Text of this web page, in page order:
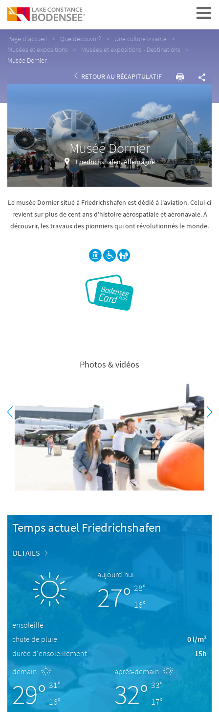
Navigation
Page d'accueil Que découvrir?
Une culture vivante
Musées et expositions
Musées et expositions - Destinations
Musée Dornier
RETOUR AU RÉCAPITULATIF
Musée Dornier
Friedrichshafen, Allemagne
Le musée Dornier situé à Friedrichshafen est dédié à l'aviation. Celui-ci
revient sur plus de cent ans d'histoire aérospatiale et aéronavale. A
découvrir, les travaux des pionniers qui ont révolutionnés le monde.
Photos & vidéos
Temps actuel Friedrichshafen
DETAILS
aujourd'hui
27° 28°
16°
ensoleillé
chute de pluie
0 l/m²
durée d'ensoleillement
15h
demain
29° 31°
16°
après-demain
32° 33°
17°